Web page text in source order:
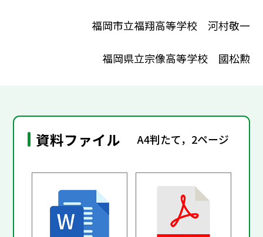
福岡市立福翔高等学校 河村敬一
福岡県立宗像高等学校 國松勲
資料ファイル A4判たて，2ページ